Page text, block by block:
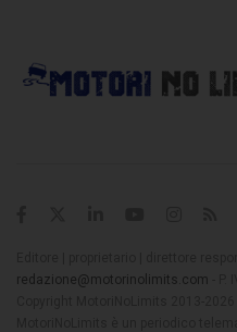
redazione@motorinolimits.com